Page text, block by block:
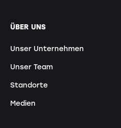
ÜBER UNS
Unser Unternehmen
Unser Team
Standorte
Medien